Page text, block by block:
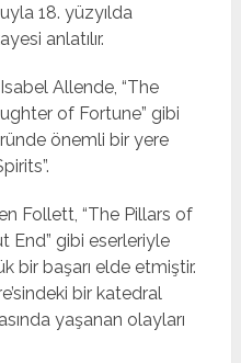
18. yüzyılda
anlatılır.
Allende, “The
of Fortune” gibi
önemli bir yere
Follett, “The Pillars of
End” gibi eserleriyle
bir başarı elde etmiştir.
bir katedral
yaşanan olayları